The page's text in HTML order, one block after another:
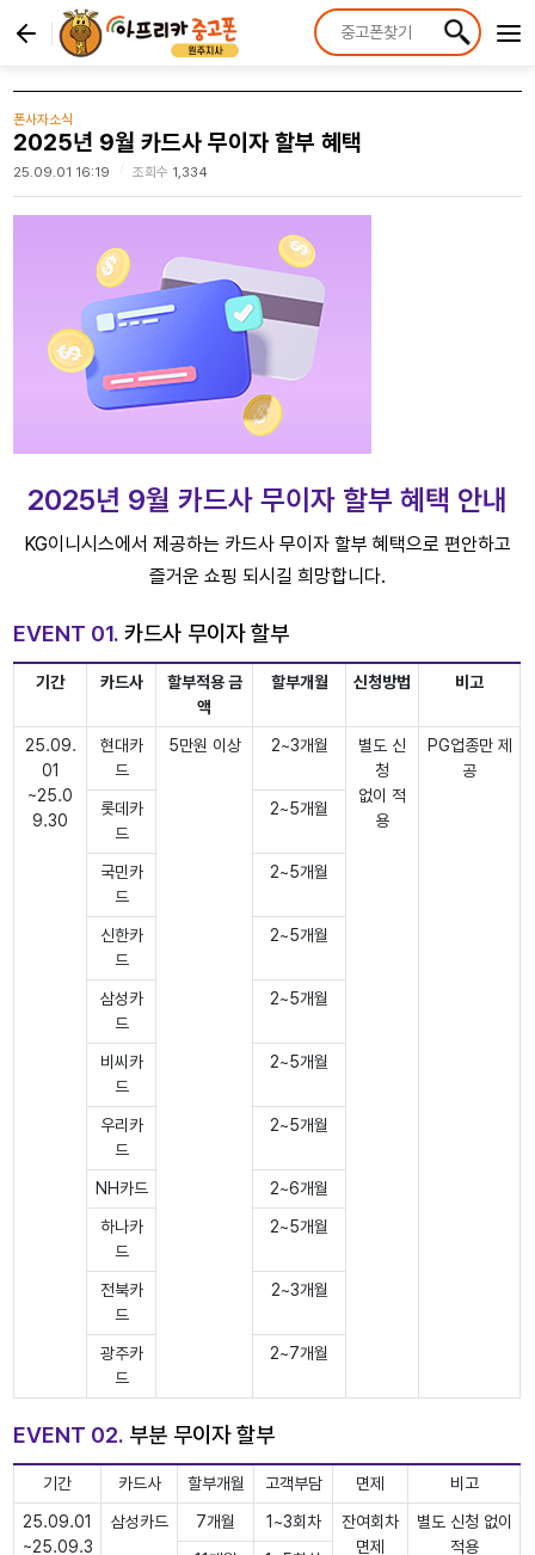
폰사자소식
2025년 9월 카드사 무이자 할부 혜택
25.09.01 16:19 조회수 1,334
2025년 9월 카드사 무이자 할부 혜택 안내
KG이니시스에서 제공하는 카드사 무이자 할부 혜택으로 편안하고
즐거운 쇼핑 되시길 희망합니다.
EVENT 01. 카드사 무이자 할부
기간 카드사
할부적용 금
액
할부개월 신청방법 비고
25.09.
01
~25.0
9.30
현대카
드
5만원 이상 2~3개월
별도 신
청
없이 적
용
PG업종만 제
공
롯데카
드
2~5개월
국민카
드
2~5개월
신한카
드
2~5개월
삼성카
드
2~5개월
비씨카
드
2~5개월
우리카
드
2~5개월
NH카드
2~6개월
하나카
드
2~5개월
전북카
드
2~3개월
광주카
드
2~7개월
EVENT 02. 부분 무이자 할부
기간 카드사 할부개월 고객부담 면제
비고
25.09.01
~25.09.3
삼성카드 7개월 1~3회차
잔여회차
면제
별도 신청 없이
적용